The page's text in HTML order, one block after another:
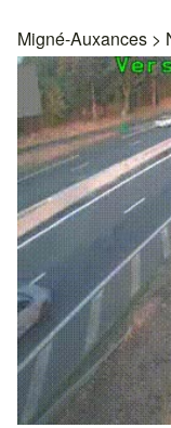
Migné-Auxances >